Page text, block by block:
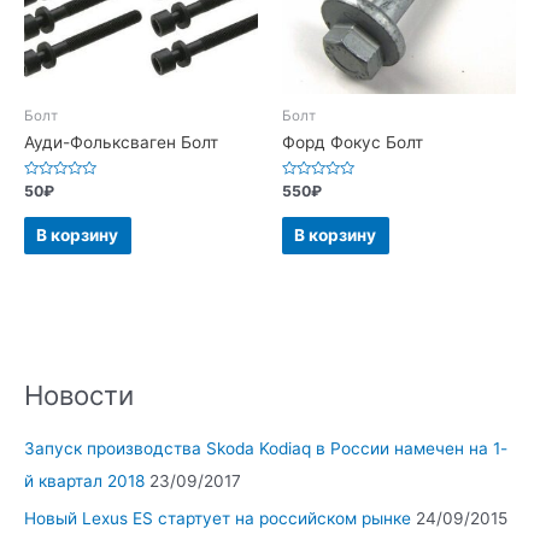
Новости
Запуск производства Skoda Kodiaq в России намечен на 1-
й квартал 2018 23/09/2017
Новый Lexus ES стартует на российском рынке 24/09/2015
Болт
Ауди-Фольксваген Болт
Оценка
0
из
50₽
В корзину
Болт
Форд Фокус Болт
Оценка
0
из
550₽
В корзину